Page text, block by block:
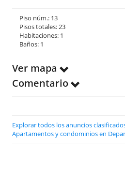
Piso núm.: 13
Pisos totales: 23
Habitaciones: 1
Baños: 1
Ver mapa
Comentario
Explorar todos los anuncios
Apartamentos y condominios en